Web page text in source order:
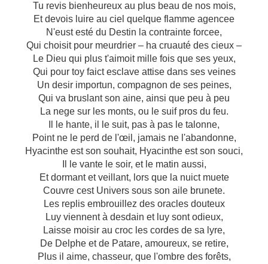
Tu revis bienheureux au plus beau de nos mois,
Et devois luire au ciel quelque flamme agencee
N'eust esté du Destin la contrainte forcee,
Qui choisit pour meurdrier – ha cruauté des cieux –
Le Dieu qui plus t'aimoit mille fois que ses yeux,
Qui pour toy faict esclave attise dans ses veines
Un desir importun, compagnon de ses peines,
Qui va bruslant son aine, ainsi que peu à peu
La nege sur les monts, ou le suif pros du feu.
Il le hante, il le suit, pas à pas le talonne,
Point ne le perd de l'œil, jamais ne l'abandonne,
Hyacinthe est son souhait, Hyacinthe est son souci,
Il le vante le soir, et le matin aussi,
Et dormant et veillant, lors que la nuict muete
Couvre cest Univers sous son aile brunete.
Les replis embrouillez des oracles douteux
Luy viennent à desdain et luy sont odieux,
Laisse moisir au croc les cordes de sa lyre,
De Delphe et de Patare, amoureux, se retire,
Plus il aime, chasseur, que l'ombre des forêts,